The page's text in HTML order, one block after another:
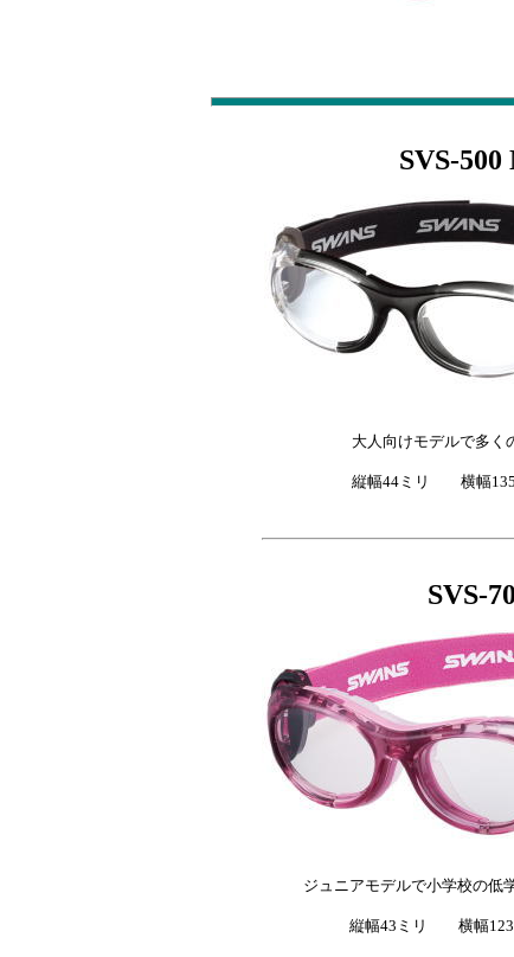
SVS-500
大人向けモデルで多くの方
縦幅44ミリ 横幅135ミリ
SVS-700
ジュニアモデルで小学校の低学
縦幅43ミリ 横幅123ミリ